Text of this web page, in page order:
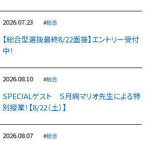
2026.07.23 #総合
【総合型選抜最終8/22面接】エントリー受付
中！
2026.08.10 #総合
SPECIALゲスト ５月病マリオ先生による特
別授業！【8/22（土）】
2026.08.07 #総合